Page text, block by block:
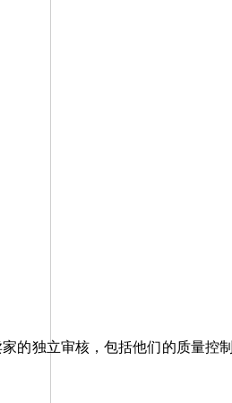
的独立审核，包括他们的质量控